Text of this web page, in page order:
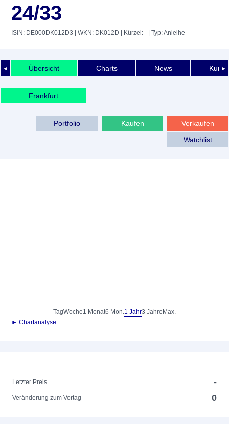
24/33
ISIN: DE000DK012D3 | WKN: DK012D | Kürzel: - | Typ: Anleihe
◄ ►
Übersicht Charts News
Frankfurt
Verkaufen
Kaufen
Portfolio
Watchlist
TagWoche1 Monat6 Mon.1 Jahr3 Jahre Max.
► Chartanalyse
-
Letzter Preis
-
Veränderung zum Vortag 0